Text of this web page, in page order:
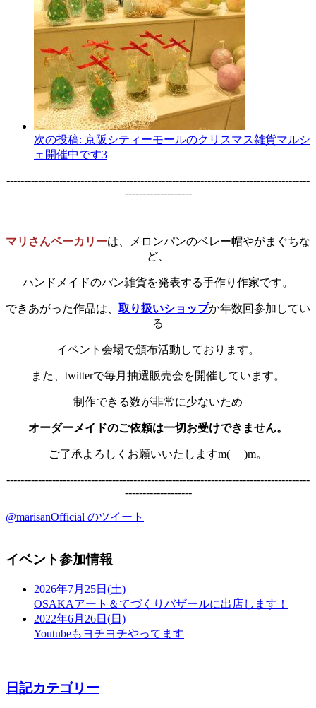
次の投稿: 京阪シティーモールのクリスマス雑貨マルシ
ェ開催中です3
--------------------------------------------------------------------------------------
-------------------
マリさんベーカリーは、メロンパンのベレー帽やがまぐちな
ど、
ハンドメイドのパン雑貨を発表する手作り作家です。
できあがった作品は、 取り扱いショップか年数回参加してい
る
イベント会場で頒布活動しております。
また、twitterで毎月抽選販売会を開催しています。
制作できる数が非常に少ないため
オーダーメイドのご依頼は一切お受けできません。
ご了承よろしくお願いいたしますm(_ _)m。
--------------------------------------------------------------------------------------
-------------------
@marisanOfficial のツイート
イベント参加情報
2026年7月25日(土)
OSAKAアート＆てづくりバザールに出店します！
2022年6月26日(日)
Youtubeもヨチヨチやってます
日記カテゴリー